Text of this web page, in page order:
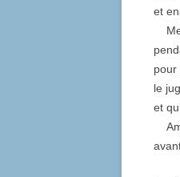
et
pour
le
et